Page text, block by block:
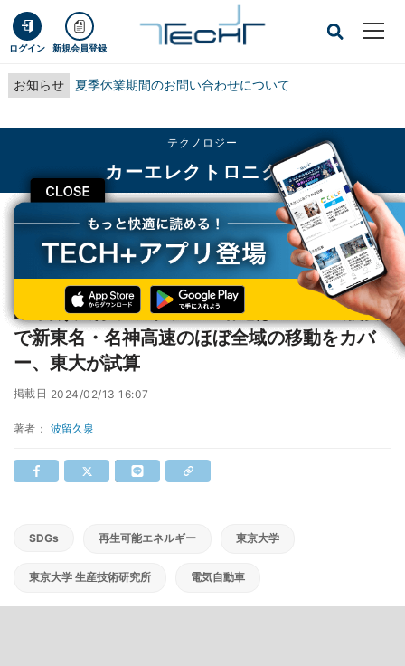
ログイン 新規会員登録
お知らせ 夏季休業期間のお問い合わせについて
CLOSE
テクノロジー
カーエレクトロニクス
TECH+ テクノロジー
カーエレクトロニクス
EV向け走行中ワイヤレス給電は50kmの敷設で新東名・名神高速のほぼ全域の移
EV向け走行中ワイヤレス給電は50kmの敷設
で新東名・名神高速のほぼ全域の移動をカバ
ー、東大が試算
掲載日 2024/02/13 16:07
著者： 波留久泉
SDGs 再生可能エネルギー 東京大学
東京大学 生産技術研究所 電気自動車